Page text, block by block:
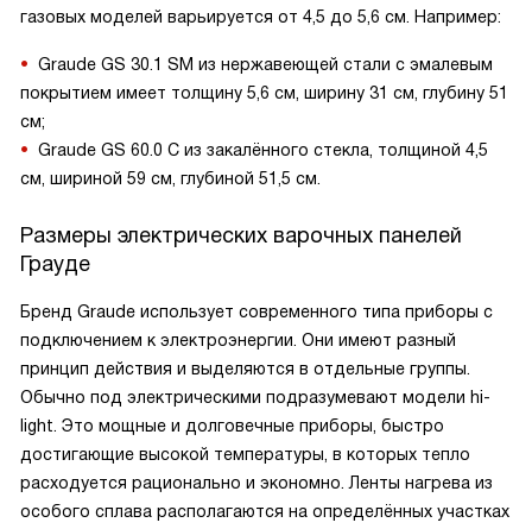
газовых моделей варьируется от 4,5 до 5,6 см. Например:
Graude GS 30.1 SM из нержавеющей стали с эмалевым
покрытием имеет толщину 5,6 см, ширину 31 см, глубину 51
см;
Graude GS 60.0 C из закалённого стекла, толщиной 4,5
см, шириной 59 см, глубиной 51,5 см.
Размеры электрических варочных панелей
Грауде
Бренд Graude использует современного типа приборы с
подключением к электроэнергии. Они имеют разный
принцип действия и выделяются в отдельные группы.
Обычно под электрическими подразумевают модели hi-
light. Это мощные и долговечные приборы, быстро
достигающие высокой температуры, в которых тепло
расходуется рационально и экономно. Ленты нагрева из
особого сплава располагаются на определённых участках